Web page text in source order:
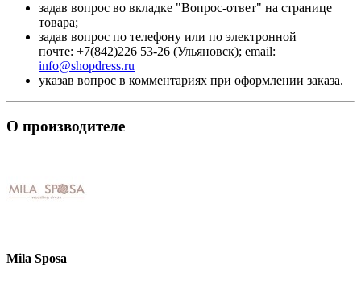
задав вопрос во вкладке "Вопрос-ответ" на странице
товара;
задав вопрос по телефону или по электронной
почте: +7(842)226 53-26 (Ульяновск); email:
info@shopdress.ru
указав вопрос в комментариях при оформлении заказа.
О производителе
Mila Sposa